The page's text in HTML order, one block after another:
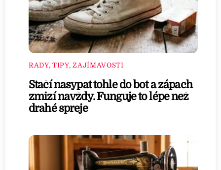
RADY, TIPY, ZAJÍMAVOSTI
Stačí nasypat tohle do bot a zápach
zmizí navždy. Funguje to lépe než
drahé spreje